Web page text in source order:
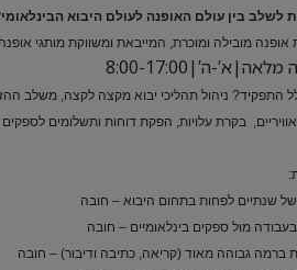
לשלב בין עולם האופנה לעולם היבוא
מובילה ומוכרת, המייבאת ומשווקת מותגי
ה’|8:00-17:00
התפקיד? ניהול תהליכי יבוא מקצה לקצה, משלב
בקרת עלויות, הפקת דוחות ותשלומים לספקים
של שנתיים לפחות בתחום היבוא – חובה
בעבודה מול ספקים בינלאומיים – חובה
ברמה גבוהה מאוד (קריאה, כתיבה ודיבור) – חובה